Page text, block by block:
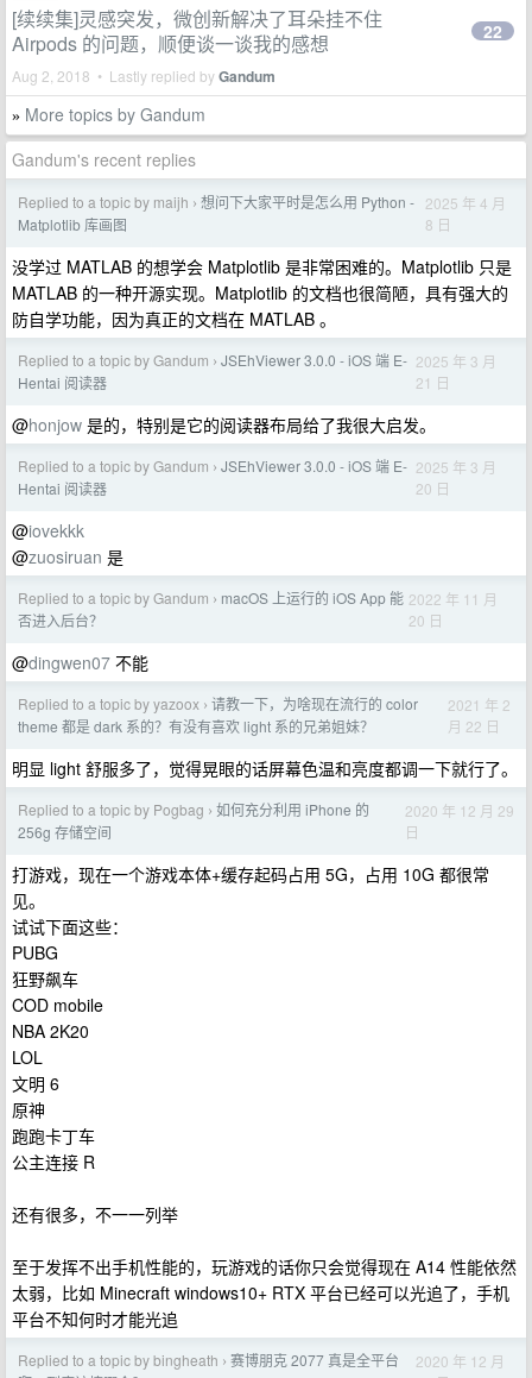
[续续集]灵感突发，微创新解决了耳朵挂不住
Airpods 的问题，顺便谈一谈我的感想
Aug 2, 2018 • Lastly replied byGandum
22
» More topics by Gandum
Gandum's recent replies
Replied to a topic by maijh › 想问下大家平时是怎么用 Python -
Matplotlib 库画图
2025 年 4 月
8 日
没学过 MATLAB 的想学会 Matplotlib 是非常困难的。Matplotlib 只是
MATLAB 的一种开源实现。Matplotlib 的文档也很简陋，具有强大的
防自学功能，因为真正的文档在 MATLAB 。
Replied to a topic by Gandum › JSEhViewer 3.0.0 - iOS 端 E-
Hentai 阅读器
2025 年 3 月
21 日
@honjow 是的，特别是它的阅读器布局给了我很大启发。
Replied to a topic by Gandum › JSEhViewer 3.0.0 - iOS 端 E-
Hentai 阅读器
2025 年 3 月
20 日
@iovekkk
@zuosiruan 是
Replied to a topic by Gandum › macOS 上运行的 iOS App 能
否进入后台？
2022 年 11 月
20 日
@dingwen07 不能
Replied to a topic by yazoox › 请教一下，为啥现在流行的 color
theme 都是 dark 系的？有没有喜欢 light 系的兄弟姐妹？
2021 年 2
月 22 日
明显 light 舒服多了，觉得晃眼的话屏幕色温和亮度都调一下就行了。
Replied to a topic by Pogbag › 如何充分利用 iPhone 的
256g 存储空间
2020 年 12 月 29
日
打游戏，现在一个游戏本体+缓存起码占用 5G，占用 10G 都很常
见。
试试下面这些：
PUBG
狂野飙车
COD mobile
NBA 2K20
LOL
文明 6
原神
跑跑卡丁车
公主连接 R
还有很多，不一一列举
至于发挥不出手机性能的，玩游戏的话你只会觉得现在 A14 性能依然
太弱，比如 Minecraft windows10+ RTX 平台已经可以光追了，手机
平台不知何时才能光追
Replied to a topic by bingheath › 赛博朋克 2077 真是全平台
2020 年 12 月